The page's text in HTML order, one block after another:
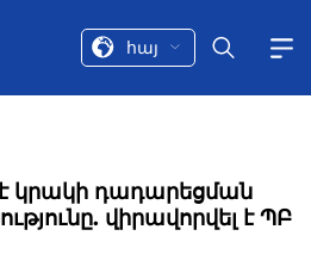
հայ
կրակի դադարեցման
վիրավորվել է ՊԲ